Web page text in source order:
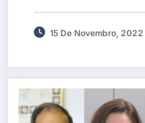
regiões
15 De Novembro, 2022